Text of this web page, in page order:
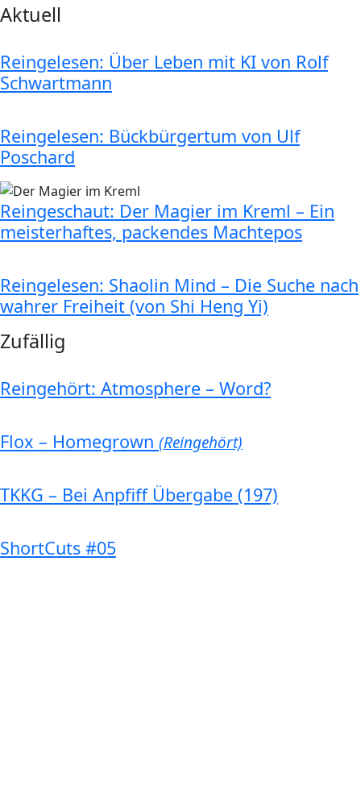
Aktuell
Reingelesen: Über Leben mit KI von Rolf
Schwartmann
Reingelesen: Bückbürgertum von Ulf
Poschard
Reingeschaut: Der Magier im Kreml – Ein
meisterhaftes, packendes Machtepos
Reingelesen: Shaolin Mind – Die Suche nach
wahrer Freiheit (von Shi Heng Yi)
Zufällig
Reingehört: Atmosphere – Word?
Flox – Homegrown (Reingehört)
TKKG – Bei Anpfiff Übergabe (197)
ShortCuts #05